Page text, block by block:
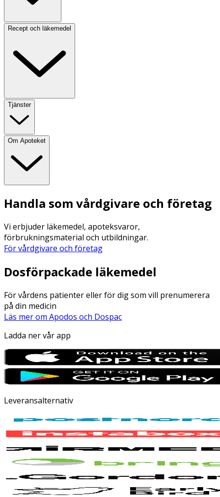
Recept och läkemedel
Tjänster
Om Apoteket
Handla som vårdgivare och företag
Vi erbjuder läkemedel, apoteksvaror,
förbrukningsmaterial och utbildningar.
För vårdgivare och företag
Dosförpackade läkemedel
För vårdens patienter eller för dig som vill prenumerera
på din medicin
Läs mer om Apodos och Dospac
Ladda ner vår app
Leveransalternativ